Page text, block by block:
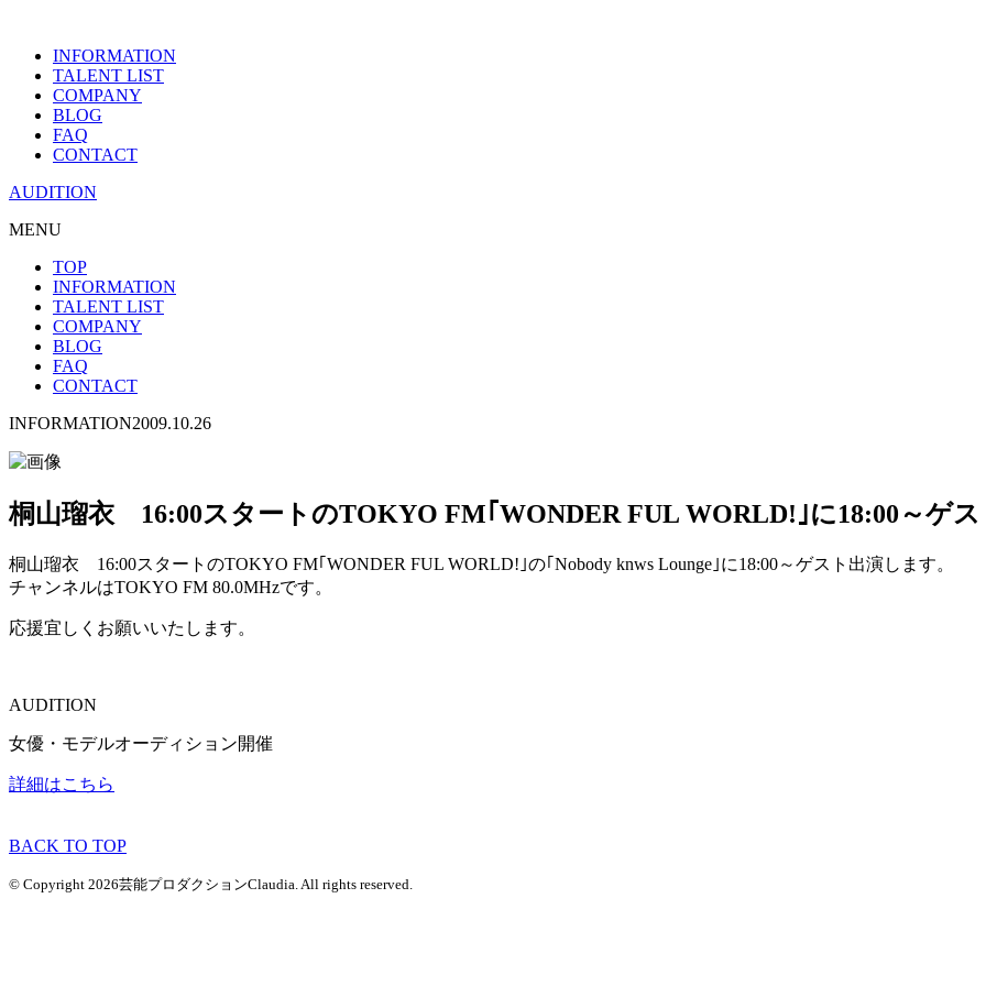
INFORMATION
TALENT LIST
COMPANY
BLOG
FAQ
CONTACT
AUDITION
MENU
TOP
INFORMATION
TALENT LIST
COMPANY
BLOG
FAQ
CONTACT
INFORMATION2009.10.26
桐山瑠衣 16:00スタートのTOKYO FM｢WONDER FUL WORLD!｣に18:00～ゲス
桐山瑠衣 16:00スタートのTOKYO FM｢WONDER FUL WORLD!｣の｢Nobody knws Lounge｣に18:00～ゲスト出演します。
チャンネルはTOKYO FM 80.0MHzです。
応援宜しくお願いいたします。
AUDITION
女優・モデルオーディション開催
詳細はこちら
BACK TO TOP
© Copyright 2026芸能プロダクションClaudia. All rights reserved.